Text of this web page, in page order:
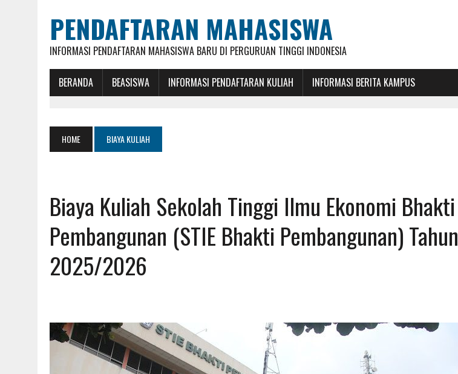
PENDAFTARAN MAHASISWA
INFORMASI PENDAFTARAN MAHASISWA BARU DI PERGURUAN TINGGI INDONESIA
BERANDA BEASISWA INFORMASI PENDAFTARAN KULIAH INFORMASI BERITA KAMPUS
HOME BIAYA KULIAH
Biaya Kuliah Sekolah Tinggi Ilmu Ekonomi Bhakti
Pembangunan (STIE Bhakti Pembangunan) Tahun
2025/2026